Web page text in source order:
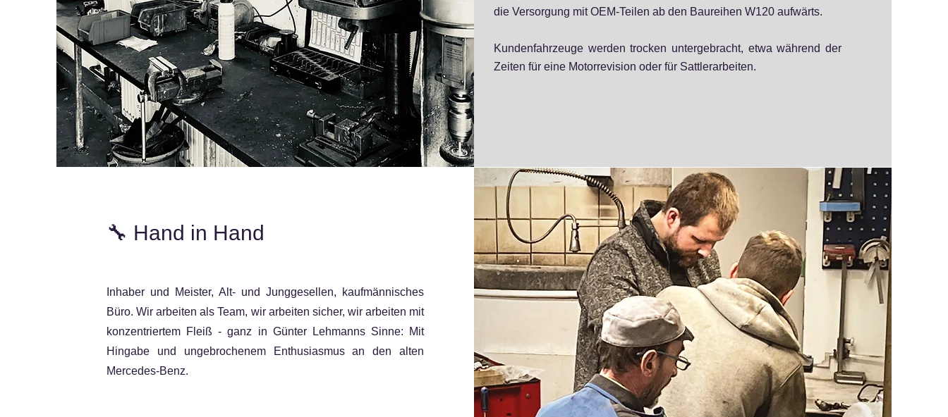
die Versorgung mit OEM-Teilen ab den Baureihen W120 aufwärts.
Kundenfahrzeuge werden trocken untergebracht, etwa während der
Zeiten für eine Motorrevision oder für Sattlerarbeiten.
🔧 Hand in Hand
Inhaber und Meister, Alt- und Junggesellen, kaufmännisches
Büro.Wir arbeiten als Team, wir arbeiten sicher, wir arbeiten mit
konzentriertem Fleiß - ganz in Günter Lehmanns Sinne: Mit
Hingabe und ungebrochenem Enthusiasmus an den alten
Mercedes-Benz.